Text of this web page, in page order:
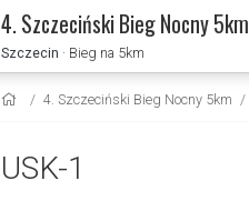
4. Szczeciński Bieg Nocny 5km
Szczecin · Bieg na 5km
4. Szczeciński Bieg Nocny 5km
USK-1